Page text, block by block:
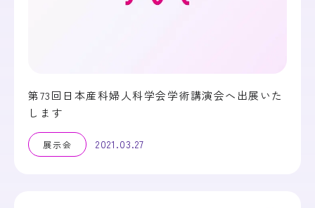
第73回日本産科婦人科学会学術講演会へ出展いた
します
展示会 2021.03.27